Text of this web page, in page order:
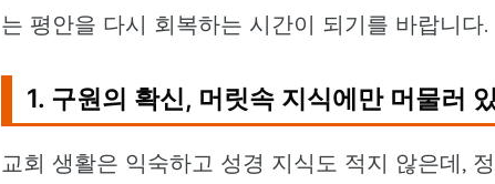
는 평안을 다시 회복하는 시간이 되기를 바랍니다.
1. 구원의 확신, 머릿속 지식에만 머물러
교회 생활은 익숙하고 성경 지식도 적지 않은데,